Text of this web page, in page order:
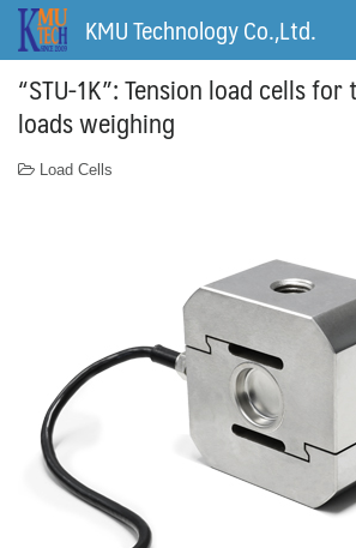
Skip
KMU Technology Co.,Ltd.
“STU-1K”: Tension load cells
loads weighing
Load Cells